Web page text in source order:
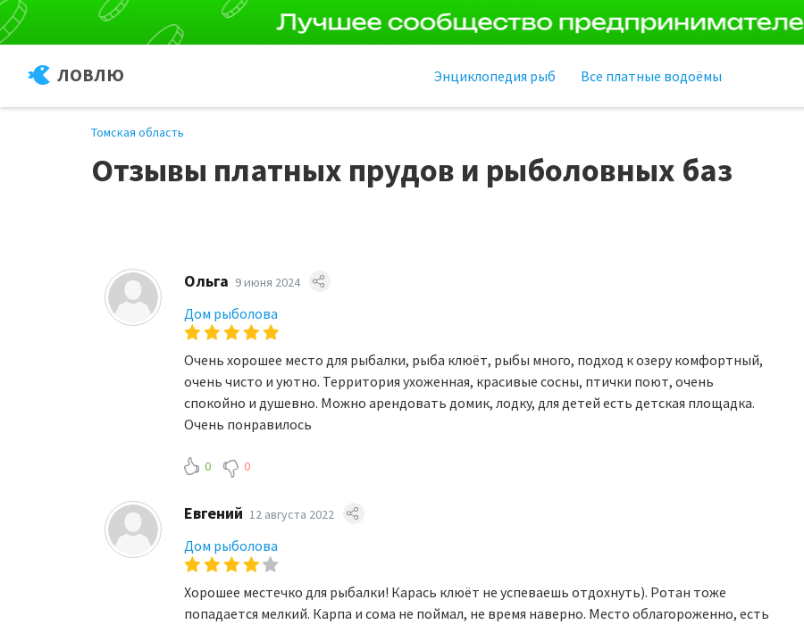
ЛОВЛЮ Энциклопедия рыб Все платные водоёмы
Томская область
Отзывы платных прудов и рыболовных баз
Ольга 9 июня 2024
Дом рыболова
Очень хорошее место для рыбалки, рыба клюёт, рыбы много, подход к озеру комфортный,
очень чисто и уютно. Территория ухоженная, красивые сосны, птички поют, очень
спокойно и душевно. Можно арендовать домик, лодку, для детей есть детская площадка.
Очень понравилось
0 0
Евгений 12 августа 2022
Дом рыболова
Хорошее местечко для рыбалки! Карась клюёт не успеваешь отдохнуть). Ротан тоже
попадается мелкий. Карпа и сома не поймал, не время наверно. Место облагороженно, есть